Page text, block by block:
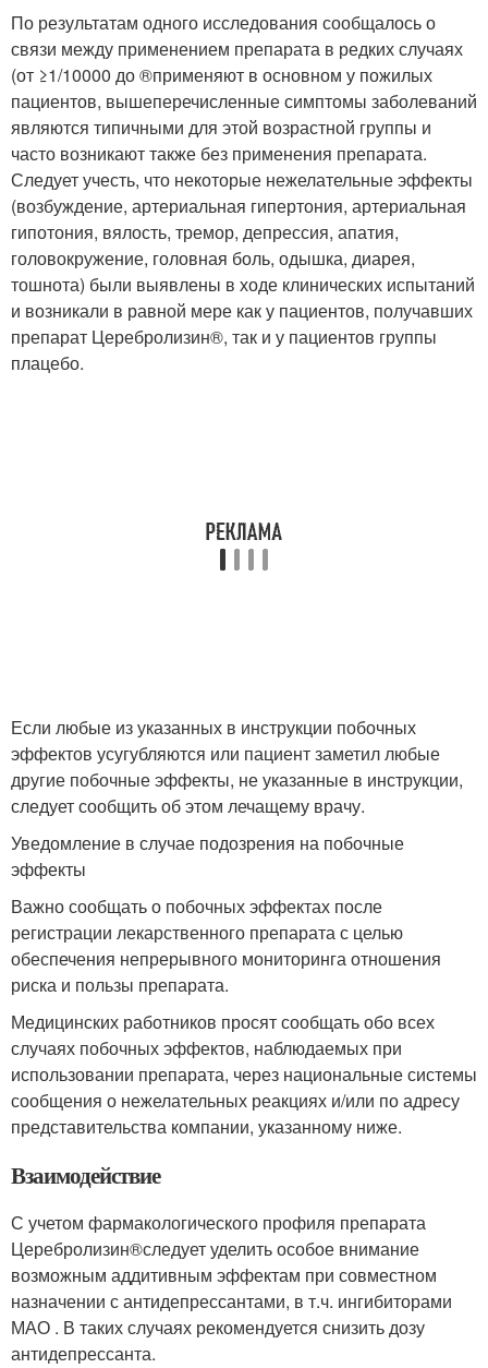
По результатам одного исследования сообщалось о
связи между применением препарата в редких случаях
(от ≥1/10000 до ®применяют в основном у пожилых
пациентов, вышеперечисленные симптомы заболеваний
являются типичными для этой возрастной группы и
часто возникают также без применения препарата.
Следует учесть, что некоторые нежелательные эффекты
(возбуждение, артериальная гипертония, артериальная
гипотония, вялость, тремор, депрессия, апатия,
головокружение, головная боль, одышка, диарея,
тошнота) были выявлены в ходе клинических испытаний
и возникали в равной мере как у пациентов, получавших
препарат Церебролизин®, так и у пациентов группы
плацебо.
Если любые из указанных в инструкции побочных
эффектов усугубляются или пациент заметил любые
другие побочные эффекты, не указанные в инструкции,
следует сообщить об этом лечащему врачу.
Уведомление в случае подозрения на побочные
эффекты
Важно сообщать о побочных эффектах после
регистрации лекарственного препарата с целью
обеспечения непрерывного мониторинга отношения
риска и пользы препарата.
Медицинских работников просят сообщать обо всех
случаях побочных эффектов, наблюдаемых при
использовании препарата, через национальные системы
сообщения о нежелательных реакциях и/или по адресу
представительства компании, указанному ниже.
Взаимодействие
С учетом фармакологического профиля препарата
Церебролизин®следует уделить особое внимание
возможным аддитивным эффектам при совместном
назначении с антидепрессантами, в т.ч. ингибиторами
МАО . В таких случаях рекомендуется снизить дозу
антидепрессанта.